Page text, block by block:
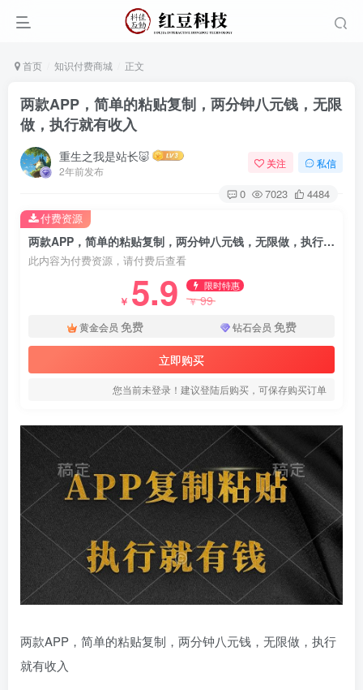
首页 知识付费商城 正文
两款APP，简单的粘贴复制，两分钟八元钱，无限
做，执行就有收入
重生之我是站长🐷
2年前发布
关注 私信
0 7023 4484
两款APP，简单的粘贴复制，两分钟八元钱，无限做，执行就有收入
此内容为付费资源，请付费后查看
￥ 5.9 限时特惠
￥99
黄金会员 免费 钻石会员 免费
立即购买
您当前未登录！建议登陆后购买，可保存购买订单
付费资源
两款APP，简单的粘贴复制，两分钟八元钱，无限做，执行
就有收入